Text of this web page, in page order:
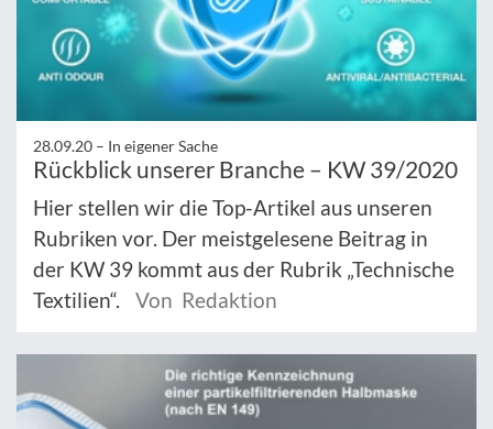
28.09.20 – In eigener Sache
Rückblick unserer Branche – KW 39/2020
Hier stellen wir die Top-Artikel aus unseren
Rubriken vor. Der meistgelesene Beitrag in
der KW 39 kommt aus der Rubrik „Technische
Textilien“.
Von Redaktion